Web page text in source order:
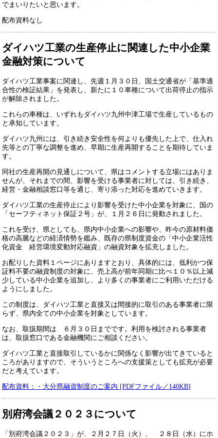
でまいりたいと思います。
配布資料なし
ダイハツ工業の生産停止に関連した中小企業
金融対策について
ダイハツ工業事案に関連し、先週１月３０日、国土交通省が「基準適
合性の検証結果」を発表し、新たに１０車種について出荷停止の指示
が解除されました。
これらの車種は、いずれもダイハツ九州中津工場で生産しているもの
と承知しています。
ダイハツ九州には、引き続き安全性を何よりも優先した上で、仕入れ
先等との丁寧な調整を進め、早期に生産再開することを期待していま
す。
同社の生産再開の見通しについて、県はコメントする立場にはありま
せんが、それまでの間、影響を受ける事業者に対しては、引き続き、
経営・金融相談窓口等を通じ、寄り添った対応を進めていきます。
ダイハツ工業の生産停止により影響を受けた中小企業を対象に、国の
「セーフティネット保証２号」が、１月２６日に発動されました。
これを受け、県としても、県内中小企業への影響や、昨今の原材料価
格の高騰などの経済情勢を鑑み、既存の県制度資金の「中小企業活性
化資金 経営環境変動対応融資」の融資対象を拡充しました。
お配りした資料１ページにありますとおり、具体的には、低利かつ保
証料不要の融資制度の対象に、売上高が前年同期に比べ１０％以上減
少している中小企業を追加し、より多くの事業者にご利用いただける
ようにしました。
この制度は、ダイハツ工業と直接又は間接的に取引のある事業者に限
らず、県内全ての中小企業を対象としています。
なお、取扱期間は ６月３０日までです。利用を検討される事業者
は、取扱窓口である金融機関にご相談ください。
ダイハツ工業と直接取引しているかに関係なく影響が出てきていると
ころがありますので、そういうところへの支援策としても拡充が必要
だと考えています。
配布資料：・大分県融資制度のご案内 [PDFファイル／140KB]
別府湾会議２０２３について
「別府湾会議２０２３」が、２月２７日（火）、 ２８日（水）にホ